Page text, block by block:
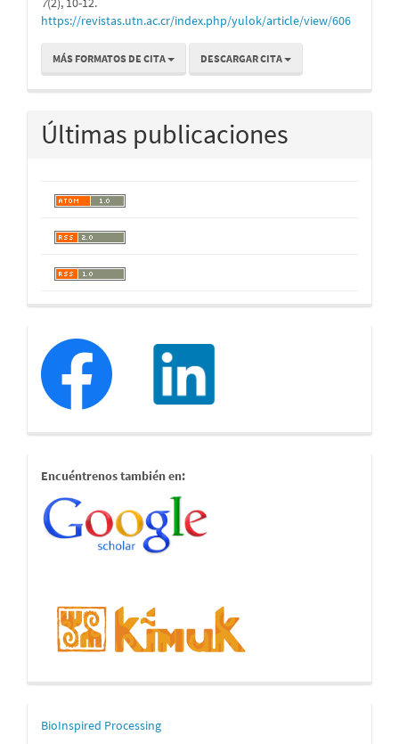
https://revistas.utn.ac.cr/index.php/yulok/article/view/606
MÁS FORMATOS DE CITA DESCARGAR CITA
Últimas publicaciones
redessociales
estamostambien
Encuéntrenos también en:
mascerca
BioInspired Processing